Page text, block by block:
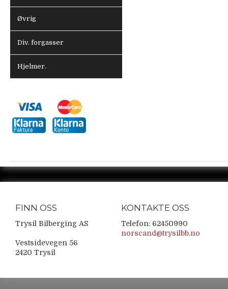
Øvrig
Div. forgasser
Hjelmer.
FINN OSS
Trysil Bilberging AS
Vestsidevegen 56
2420 Trysil
KONTAKTE OSS
Telefon: 62450990
norscand@trysilbb.no